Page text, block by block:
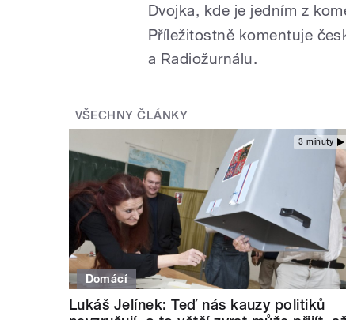
Dvojka, kde je jedním z
Příležitostně komentuje
a Radiožurnálu.
VŠECHNY ČLÁNKY
3 minuty
Domácí
Lukáš Jelínek: Teď nás kauzy politiků